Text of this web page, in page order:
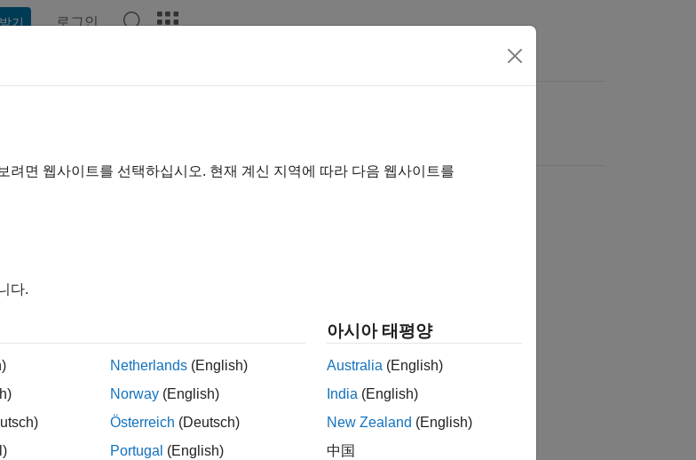
기 로그인
려면 웹사이트를 선택하십시오. 현재 계신 지역에 따라 다음 웹사이트를
다.
Netherlands (English)
Norway (English)
Österreich (Deutsch)
Portugal (English)
아시아 태평양
Australia (English)
India (English)
New Zealand (English)
中国